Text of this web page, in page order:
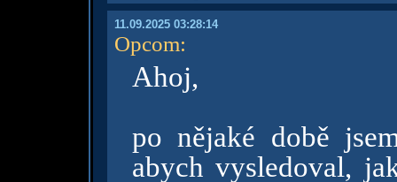
11.09.2025 03:28:14
Opcom:
Ahoj,
po nějaké době
abych vysledoval,